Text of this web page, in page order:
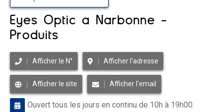
Eyes Optic à Narbonne -
Produits
Afficher le N° Afficher l'adresse
Afficher le site Afficher l'email
Ouvert tous les jours en continu de 10h à 19h00.